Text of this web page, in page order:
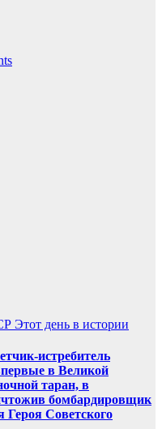
Этот день в истории
истребитель
в Великой
таран, в
бомбардировщик
Героя Советского